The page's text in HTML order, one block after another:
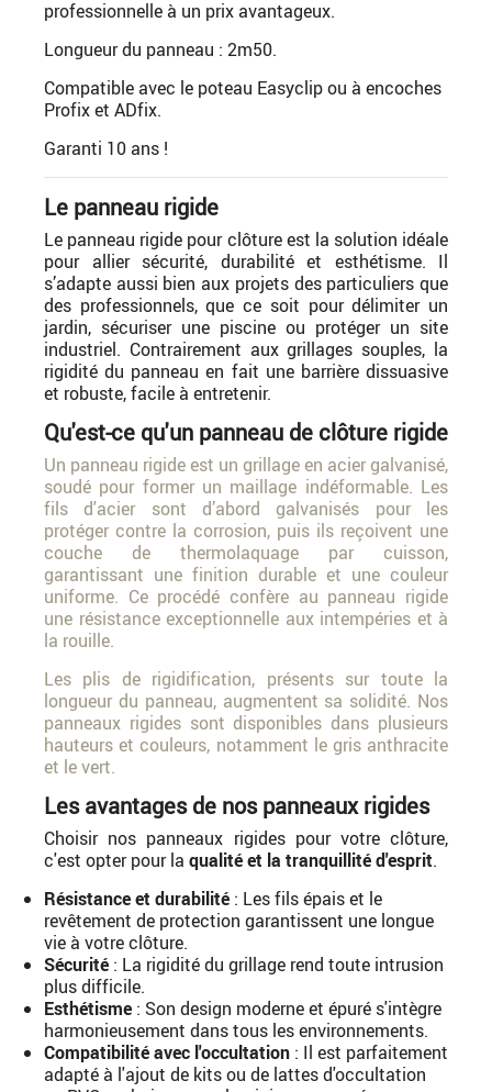
professionnelle à un prix avantageux.
Longueur du panneau : 2m50.
Compatible avec le poteau Easyclip ou à encoches
Profix et ADfix.
Garanti 10 ans !
Le panneau rigide
Le panneau rigide pour clôture est la solution idéale
pour allier sécurité, durabilité et esthétisme. Il
s’adapte aussi bien aux projets des particuliers que
des professionnels, que ce soit pour délimiter un
jardin, sécuriser une piscine ou protéger un site
industriel. Contrairement aux grillages souples, la
rigidité du panneau en fait une barrière dissuasive
et robuste, facile à entretenir.
Qu'est-ce qu'un panneau de clôture rigide
Un panneau rigide est un grillage en acier galvanisé,
soudé pour former un maillage indéformable. Les
fils d'acier sont d’abord galvanisés pour les
protéger contre la corrosion, puis ils reçoivent une
couche de thermolaquage par cuisson,
garantissant une finition durable et une couleur
uniforme. Ce procédé confère au panneau rigide
une résistance exceptionnelle aux intempéries et à
la rouille.
Les plis de rigidification, présents sur toute la
longueur du panneau, augmentent sa solidité. Nos
panneaux rigides sont disponibles dans plusieurs
hauteurs et couleurs, notamment le gris anthracite
et le vert.
Les avantages de nos panneaux rigides
Choisir nos panneaux rigides pour votre clôture,
c'est opter pour la qualité et la tranquillité d'esprit.
Résistance et durabilité : Les fils épais et le
revêtement de protection garantissent une longue
vie à votre clôture.
Sécurité : La rigidité du grillage rend toute intrusion
plus difficile.
Esthétisme : Son design moderne et épuré s'intègre
harmonieusement dans tous les environnements.
Compatibilité avec l'occultation : Il est parfaitement
adapté à l'ajout de kits ou de lattes d'occultation